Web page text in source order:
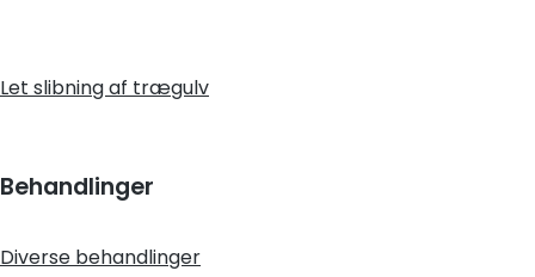
Let slibning af trægulv
Behandlinger
Diverse behandlinger